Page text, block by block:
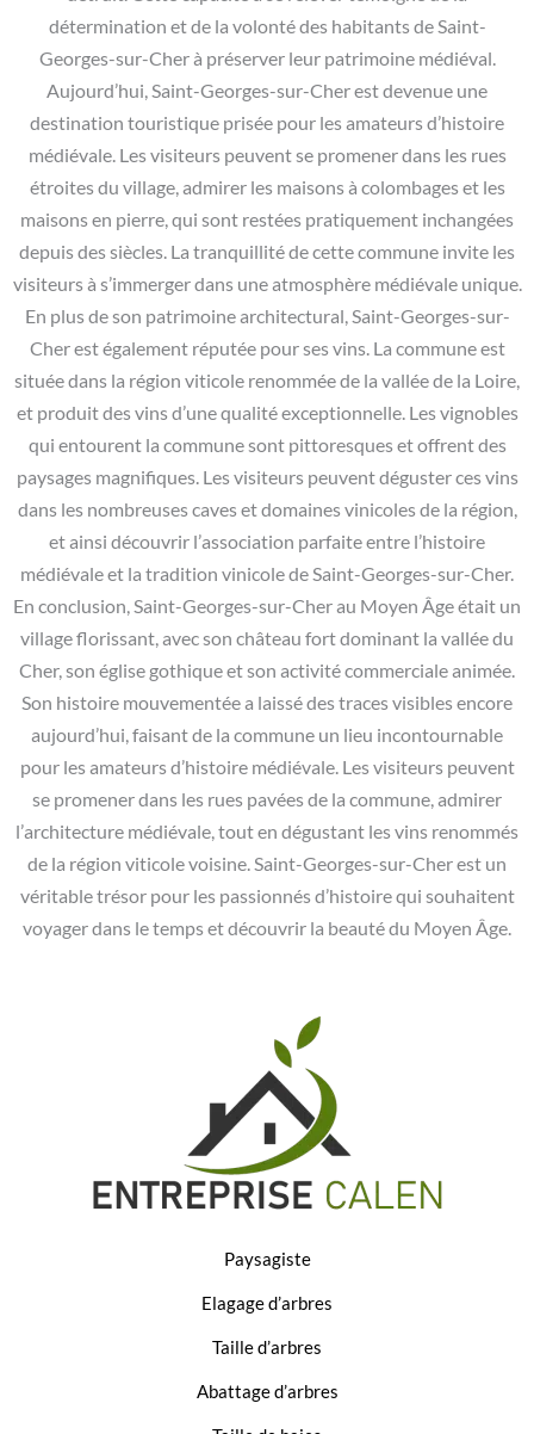
détermination et de la volonté des habitants de Saint-
Georges-sur-Cher à préserver leur patrimoine médiéval.
Aujourd’hui, Saint-Georges-sur-Cher est devenue une
destination touristique prisée pour les amateurs d’histoire
médiévale. Les visiteurs peuvent se promener dans les rues
étroites du village, admirer les maisons à colombages et les
maisons en pierre, qui sont restées pratiquement inchangées
depuis des siècles. La tranquillité de cette commune invite les
visiteurs à s’immerger dans une atmosphère médiévale unique.
En plus de son patrimoine architectural, Saint-Georges-sur-
Cher est également réputée pour ses vins. La commune est
située dans la région viticole renommée de la vallée de la Loire,
et produit des vins d’une qualité exceptionnelle. Les vignobles
qui entourent la commune sont pittoresques et offrent des
paysages magnifiques. Les visiteurs peuvent déguster ces vins
dans les nombreuses caves et domaines vinicoles de la région,
et ainsi découvrir l’association parfaite entre l’histoire
médiévale et la tradition vinicole de Saint-Georges-sur-Cher.
En conclusion, Saint-Georges-sur-Cher au Moyen Âge était un
village florissant, avec son château fort dominant la vallée du
Cher, son église gothique et son activité commerciale animée.
Son histoire mouvementée a laissé des traces visibles encore
aujourd’hui, faisant de la commune un lieu incontournable
pour les amateurs d’histoire médiévale. Les visiteurs peuvent
se promener dans les rues pavées de la commune, admirer
l’architecture médiévale, tout en dégustant les vins renommés
de la région viticole voisine. Saint-Georges-sur-Cher est un
véritable trésor pour les passionnés d’histoire qui souhaitent
voyager dans le temps et découvrir la beauté du Moyen Âge.
Paysagiste
Elagage d’arbres
Taille d’arbres
Abattage d’arbres